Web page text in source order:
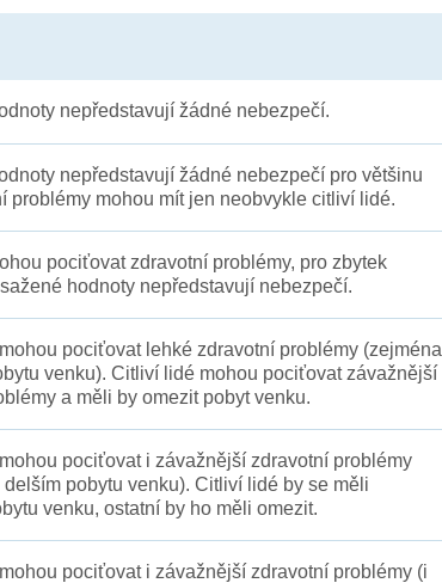
nepředstavují žádné nebezpečí.
nepředstavují žádné nebezpečí pro většinu
problémy mohou mít jen neobvykle citliví lidé.
pociťovat zdravotní problémy, pro zbytek
hodnoty nepředstavují nebezpečí.
pociťovat lehké zdravotní problémy (zejména
venku). Citliví lidé mohou pociťovat závažnější
a měli by omezit pobyt venku.
pociťovat i závažnější zdravotní problémy
delším pobytu venku). Citliví lidé by se měli
venku, ostatní by ho měli omezit.
pociťovat i závažnější zdravotní problémy (i